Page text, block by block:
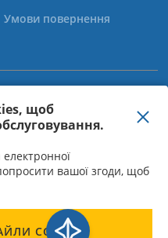
щоб
вашої згоди, щоб
COOKIE
Умови повернення
37-68
39-11
О.М., ІПН 310950015523,